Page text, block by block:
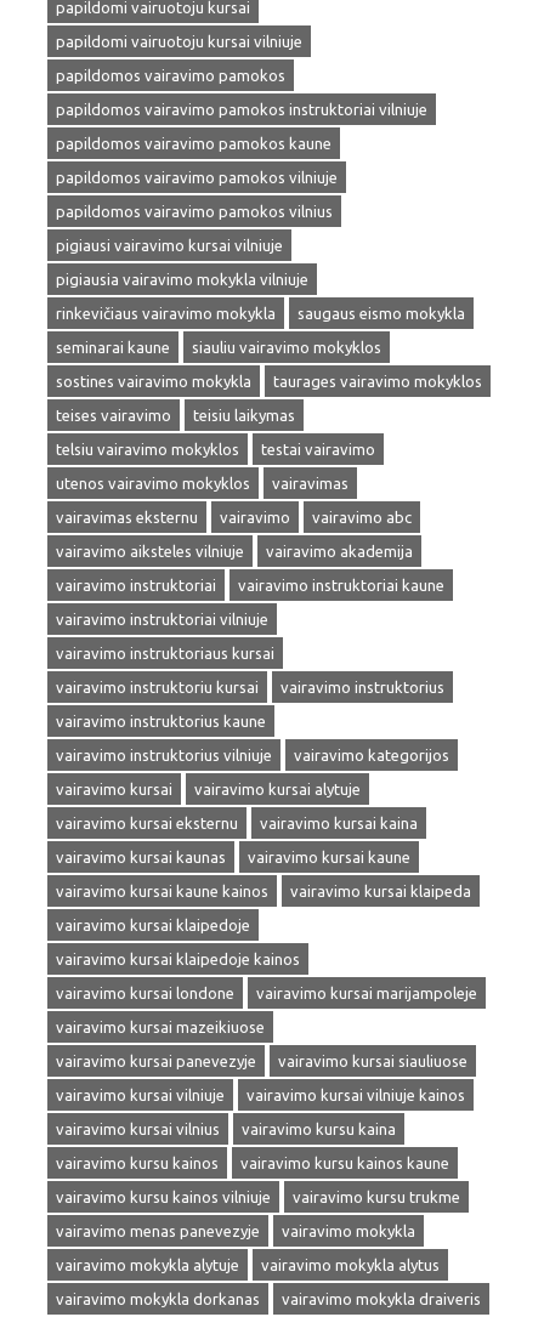
papildomi vairuotoju kursai
papildomi vairuotoju kursai vilniuje
papildomos vairavimo pamokos
papildomos vairavimo pamokos instruktoriai vilniuje
papildomos vairavimo pamokos kaune
papildomos vairavimo pamokos vilniuje
papildomos vairavimo pamokos vilnius
pigiausi vairavimo kursai vilniuje
pigiausia vairavimo mokykla vilniuje
rinkevičiaus vairavimo mokykla
saugaus eismo mokykla
seminarai kaune
siauliu vairavimo mokyklos
sostines vairavimo mokykla
taurages vairavimo mokyklos
teises vairavimo
teisiu laikymas
telsiu vairavimo mokyklos
testai vairavimo
utenos vairavimo mokyklos
vairavimas
vairavimas eksternu
vairavimo
vairavimo abc
vairavimo aiksteles vilniuje
vairavimo akademija
vairavimo instruktoriai
vairavimo instruktoriai kaune
vairavimo instruktoriai vilniuje
vairavimo instruktoriaus kursai
vairavimo instruktoriu kursai
vairavimo instruktorius
vairavimo instruktorius kaune
vairavimo instruktorius vilniuje
vairavimo kategorijos
vairavimo kursai
vairavimo kursai alytuje
vairavimo kursai eksternu
vairavimo kursai kaina
vairavimo kursai kaunas
vairavimo kursai kaune
vairavimo kursai kaune kainos
vairavimo kursai klaipeda
vairavimo kursai klaipedoje
vairavimo kursai klaipedoje kainos
vairavimo kursai londone
vairavimo kursai marijampoleje
vairavimo kursai mazeikiuose
vairavimo kursai panevezyje
vairavimo kursai siauliuose
vairavimo kursai vilniuje
vairavimo kursai vilniuje kainos
vairavimo kursai vilnius
vairavimo kursu kaina
vairavimo kursu kainos
vairavimo kursu kainos kaune
vairavimo kursu kainos vilniuje
vairavimo kursu trukme
vairavimo menas panevezyje
vairavimo mokykla
vairavimo mokykla alytuje
vairavimo mokykla alytus
vairavimo mokykla dorkanas
vairavimo mokykla draiveris